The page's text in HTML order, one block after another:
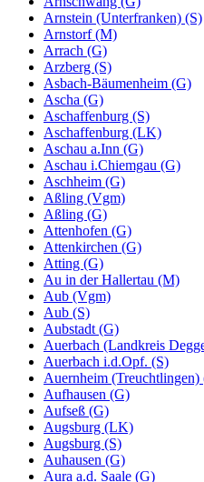
Arnstein (Unterfranken) (S)
Arnstorf (M)
Arrach (G)
Arzberg (S)
Asbach-Bäumenheim (G)
Ascha (G)
Aschaffenburg (S)
Aschaffenburg (LK)
Aschau a.Inn (G)
Aschau i.Chiemgau (G)
Aschheim (G)
Aßling (Vgm)
Aßling (G)
Attenhofen (G)
Attenkirchen (G)
Atting (G)
Au in der Hallertau (M)
Aub (Vgm)
Aub (S)
Aubstadt (G)
Auerbach (Landkreis
Auerbach i.d.Opf. (S)
Auernheim (Treuchtlingen)
Aufhausen (G)
Aufseß (G)
Augsburg (LK)
Augsburg (S)
Auhausen (G)
Aura a.d. Saale (G)